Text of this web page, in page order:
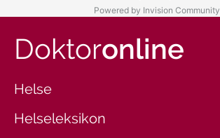
Powered by Invision Community
Doktoronline
Helse
Helseleksikon